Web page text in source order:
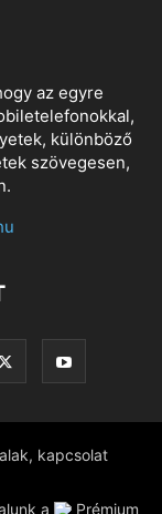
az egyre
különböző
szövegesen,
kapcsolat
a Prémium